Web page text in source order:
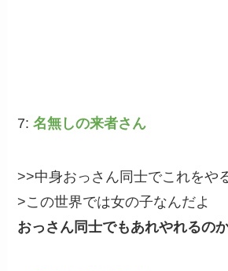
7:名無しの来者さん
>>中身おっさん同士でこれをや
>この世界では女の子なんだよ
おっさん同士でもあれやれるの